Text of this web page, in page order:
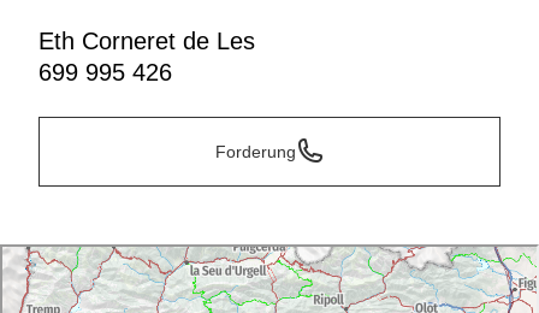
Eth Corneret de Les
699 995 426
Forderung